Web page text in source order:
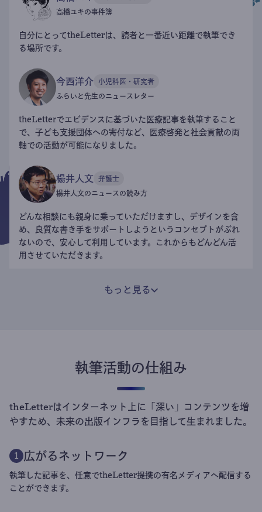
高橋ユキの事件簿
自分にとってtheLetterは、読者と一番近い距離で執筆でき
る場所です。
今西洋介 小児科医・研究者
ふらいと先生のニュースレター
theLetterでエビデンスに基づいた医療記事を執筆すること
で、子ども支援団体への寄付など、医療啓発と社会貢献の両
軸での活動が可能になりました。
楊井人文 弁護士
楊井人文のニュースの読み方
どんな相談にも親身に乗っていただけますし、デザインを含
め、良質な書き手をサポートしようというコンセプトがぶれ
ないので、安心して利用しています。これからもどんどん活
用させていただきます。
もっと見る
執筆活動の仕組み
theLetterはインターネット上に「深い」コンテンツを増
やすため、未来の出版インフラを目指して生まれました。
1 広がるネットワーク
執筆した記事を、任意でtheLetter提携の有名メディアへ配信する
ことができます。